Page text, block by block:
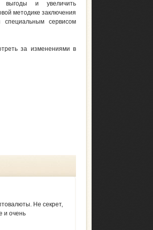
и увеличить
методике заключения
специальным сервисом
за изменениями в
Не секрет,
и очень